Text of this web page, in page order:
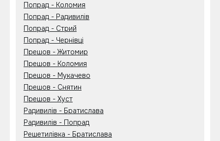
Попрад - Коломия
Попрад - Радивилів
Попрад - Стрий
Попрад - Чернівці
Прешов - Житомир
Прешов - Коломия
Прешов - Мукачево
Прешов - Снятин
Прешов - Хуст
Радивилів - Братислава
Радивилів - Попрад
Решетилівка - Братислава